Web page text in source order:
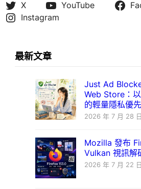
X YouTube
Instagram
最新文章
Just Ad
Web Store：
的輕量隱私優
2026 年 7 月 28 日
Mozilla 發布
Vulkan 視訊解
2026 年 7 月 22 日